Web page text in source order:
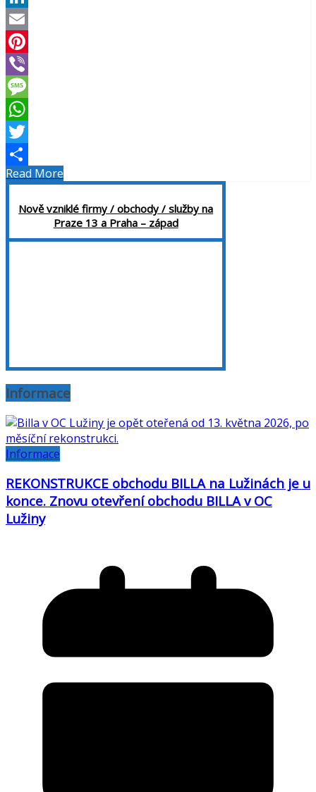
LinkedIn
Email
Pinterest
Viber
Message
WhatsApp
Twitter
Share
Read More
Nově vzniklé firmy / obchody / služby na
Praze 13 a Praha – západ
Informace
Informace
REKONSTRUKCE obchodu BILLA na Lužinách je u
konce. Znovu otevření obchodu BILLA v OC
Lužiny